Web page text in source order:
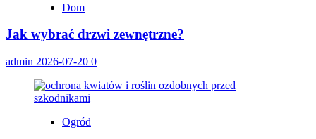
Dom
Jak wybrać drzwi zewnętrzne?
admin 2026-07-20 0
Ogród